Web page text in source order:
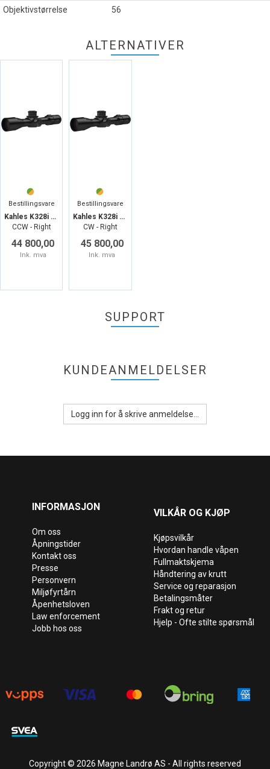
Objektivstørrelse
56
ALTERNATIVER
Bestillingsvare
Kahles K328i 3,5-28x50 MSR2/Ki
CCW - Right
44 800,00
Ink. mva
Bestillingsvare
Kahles K328i 3,5-28x50 MSR2/Ki
CW - Right
45 800,00
Ink. mva
SUPPORT
KUNDEANMELDELSER
Logg inn for å skrive anmeldelse...
INFORMASJON
Om oss
Åpningstider
Kontakt oss
Presse
Personvern
Miljøfyrtårn
Åpenhetsloven
Law enforcement
Jobb hos oss
VILKÅR OG KJØP
Kjøpsvilkår
Hvordan handle våpen
Fullmaktskjema
Håndtering av krutt
Service og reparasjon
Betalingsmåter
Frakt og retur
Hjelp - Ofte stilte spørsmål
Copyright © 2026 Magne Landrø AS - All rights reserved